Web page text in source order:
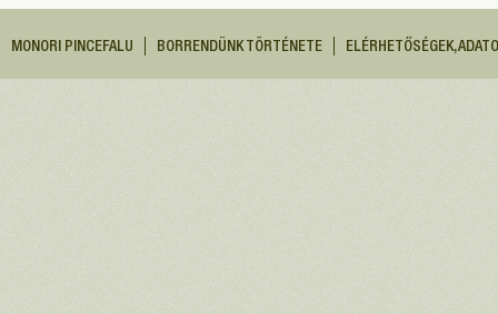
MONORI PINCEFALU BORRENDÜNK TÖRTÉNETE ELÉRHETŐSÉGEK,